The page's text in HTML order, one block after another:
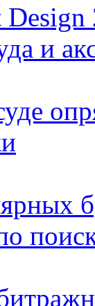
и